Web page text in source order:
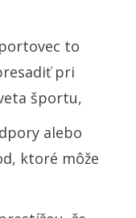
to
pri
športu,
alebo
ktoré môže